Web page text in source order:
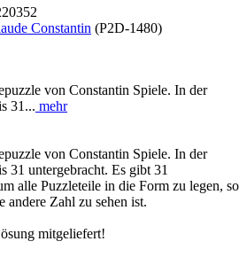
Constantin (P2D-1480)
von Constantin Spiele. In der
31... mehr
von Constantin Spiele. In der
31 untergebracht. Es gibt 31
alle Puzzleteile in die Form zu legen, so
andere Zahl zu sehen ist.
mitgeliefert!